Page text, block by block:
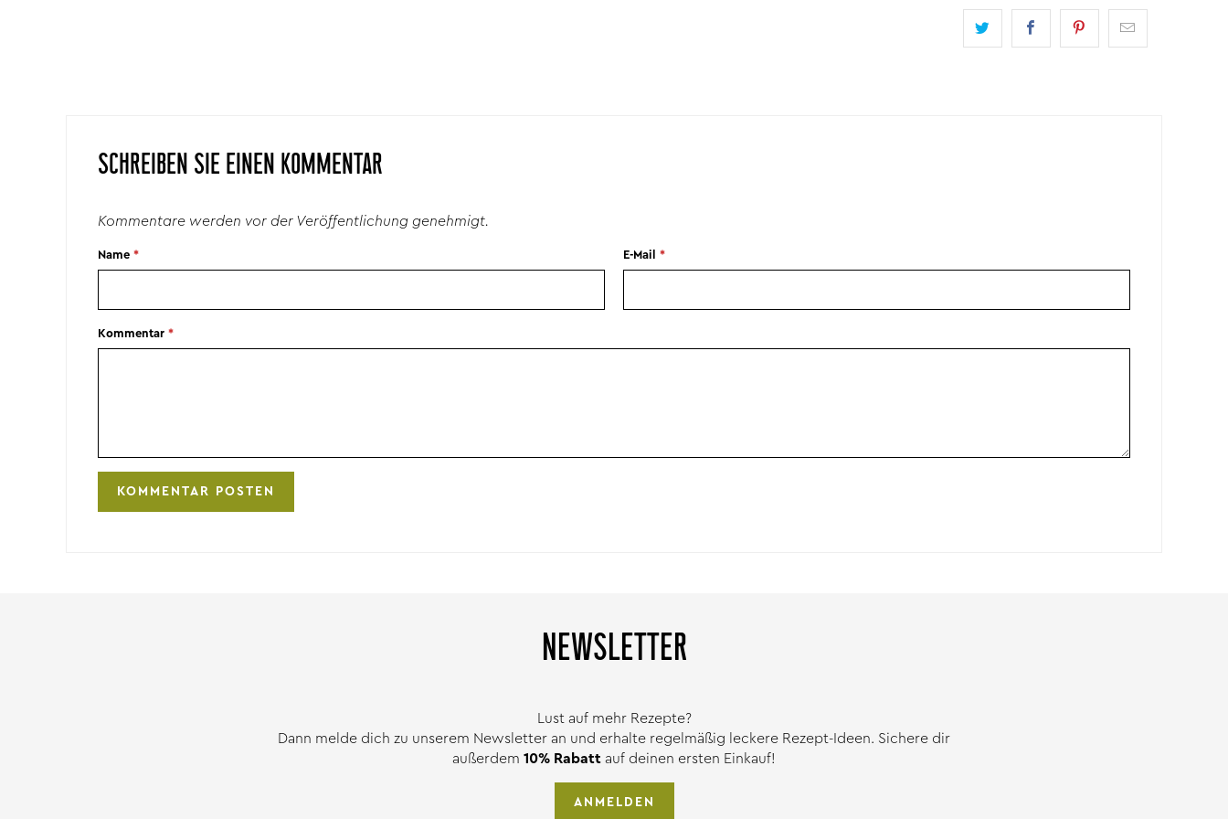
SCHREIBEN SIE EINEN KOMMENTAR
Kommentare werden vor der Veröffentlichung genehmigt.
Name * E-Mail *
Kommentar *
NEWSLETTER
Lust auf mehr Rezepte?
Dann melde dich zu unserem Newsletter an und erhalte regelmäßig leckere Rezept-Ideen. Sichere dir
außerdem 10% Rabatt auf deinen ersten Einkauf!
ANMELDEN